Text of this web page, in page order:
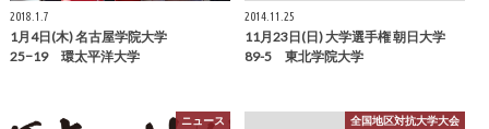
2018.1.7
1月4日(木) 名古屋学院大学
25−19 環太平洋大学
2014.11.25
11月23日(日) 大学選手権 朝日大学
89-5 東北学院大学
ニュース 全国地区対抗大学大会